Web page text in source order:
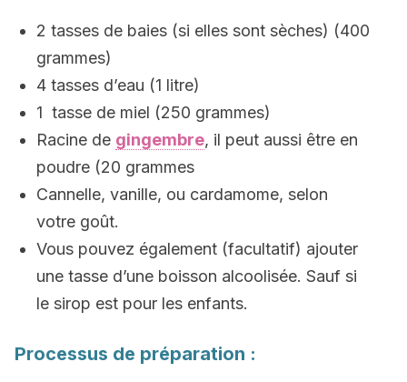
2 tasses de baies (si elles sont sèches) (400
grammes)
4 tasses d’eau (1 litre)
1 tasse de miel (250 grammes)
Racine de gingembre, il peut aussi être en
poudre (20 grammes
Cannelle, vanille, ou cardamome, selon
votre goût.
Vous pouvez également (facultatif) ajouter
une tasse d’une boisson alcoolisée. Sauf si
le sirop est pour les enfants.
Processus de préparation :